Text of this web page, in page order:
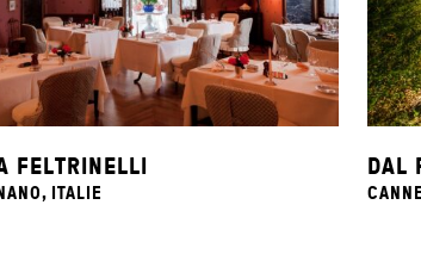
FELTRINELLI
ITALIE
DAL